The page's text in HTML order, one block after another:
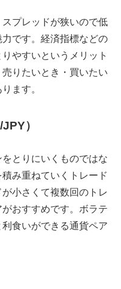
プレッドが狭いので低
です。経済指標などの
やすいというメリット
りたいとき・買いたい
ます。
）
とりにいくものではな
み重ねていくトレード
小さくて複数回のトレ
おすすめです。ボラテ
食いができる通貨ペア